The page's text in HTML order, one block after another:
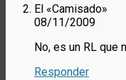
El «Camisado»
08/11/2009
No, es un RL que
Responder